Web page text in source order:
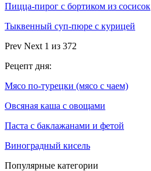
Пицца-пирог с бортиком из сосисок
Тыквенный суп-пюре с курицей
Prev Next 1 из 372
Рецепт дня:
Мясо по-турецки (мясо с чаем)
Овсяная каша с овощами
Паста с баклажанами и фетой
Виноградный кисель
Популярные категории